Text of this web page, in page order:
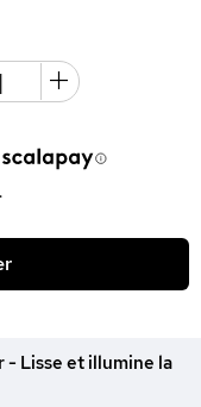
Lisse et illumine la